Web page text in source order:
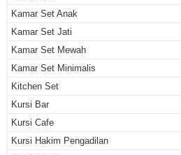
Kamar Set Anak
Kamar Set Jati
Kamar Set Mewah
Kamar Set Minimalis
Kitchen Set
Kursi Bar
Kursi Cafe
Kursi Hakim Pengadilan